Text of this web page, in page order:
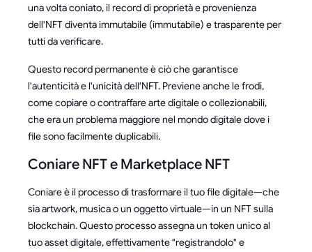
una volta coniato, il record di proprietà e provenienza
dell'NFT diventa immutabile (immutabile) e trasparente per
tutti da verificare.
Questo record permanente è ciò che garantisce
l'autenticità e l'unicità dell'NFT. Previene anche le frodi,
come copiare o contraffare arte digitale o collezionabili,
che era un problema maggiore nel mondo digitale dove i
file sono facilmente duplicabili.
Coniare NFT e Marketplace NFT
Coniare è il processo di trasformare il tuo file digitale—che
sia artwork, musica o un oggetto virtuale—in un NFT sulla
blockchain. Questo processo assegna un token unico al
tuo asset digitale, effettivamente "registrandolo" e